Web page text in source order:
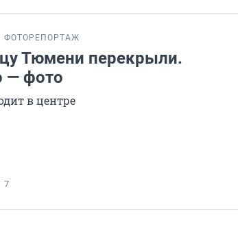
ФОТОРЕПОРТАЖ
Тюмени перекрыли.
— фото
в центре
7